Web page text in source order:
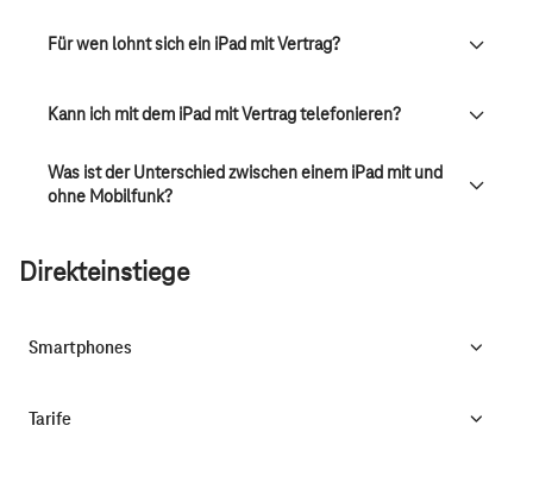
Für wen lohnt sich ein iPad mit Vertrag?
Kann ich mit dem iPad mit Vertrag telefonieren?
Was ist der Unterschied zwischen einem iPad mit und
ohne Mobilfunk?
Direkteinstiege
Smartphones
Tarife